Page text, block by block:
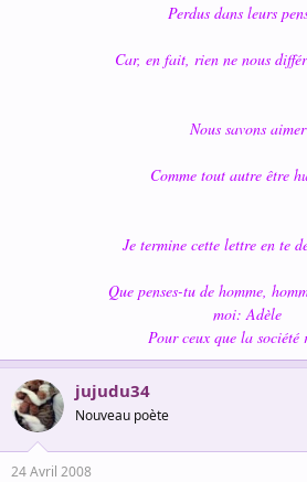
Perdus dans leurs
Car, en fait, rien ne nous
Nous savons aimer
Comme tout autre être
Je termine cette lettre en te
Que penses-tu de homme,
moi: Adèle
Pour ceux que la société
jujudu34
Nouveau poète
24 Avril 2008